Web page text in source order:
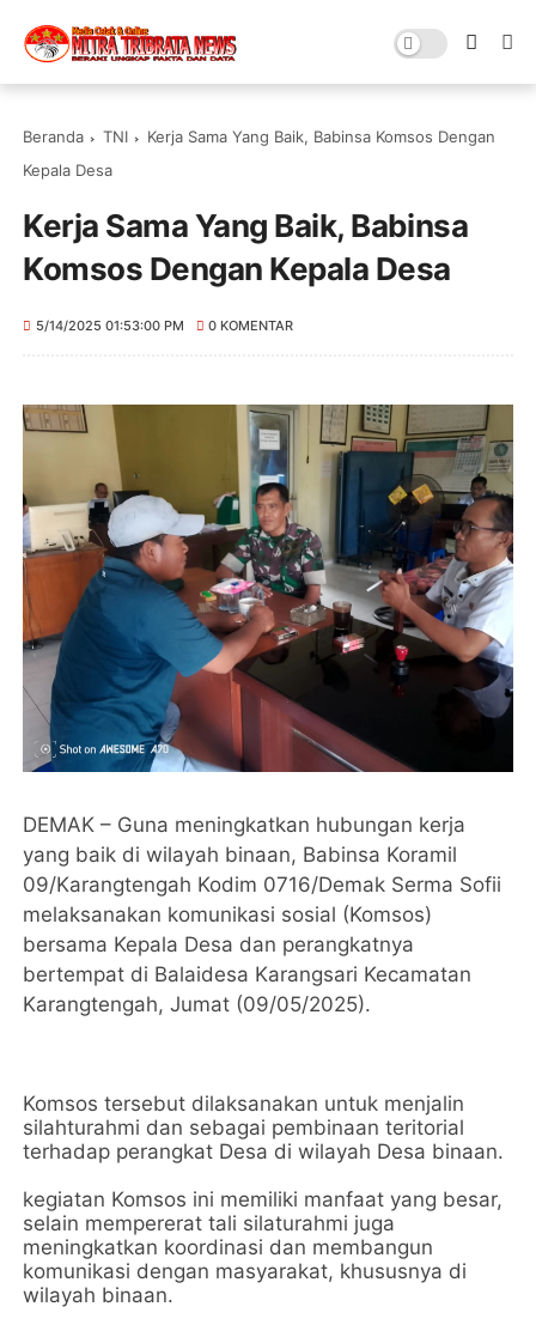
Beranda TNI
Kerja Sama Yang Baik, Babinsa Komsos Dengan
Kepala Desa
Kerja Sama Yang Baik, Babinsa
Komsos Dengan Kepala Desa
5/14/2025 01:53:00 PM 0 KOMENTAR
DEMAK – Guna meningkatkan hubungan kerja
yang baik di wilayah binaan, Babinsa Koramil
09/Karangtengah Kodim 0716/Demak Serma Sofii
melaksanakan komunikasi sosial (Komsos)
bersama Kepala Desa dan perangkatnya
bertempat di Balaidesa Karangsari Kecamatan
Karangtengah, Jumat (09/05/2025).
Komsos tersebut dilaksanakan untuk menjalin
silahturahmi dan sebagai pembinaan teritorial
terhadap perangkat Desa di wilayah Desa binaan.
kegiatan Komsos ini memiliki manfaat yang besar,
selain mempererat tali silaturahmi juga
meningkatkan koordinasi dan membangun
komunikasi dengan masyarakat, khususnya di
wilayah binaan.